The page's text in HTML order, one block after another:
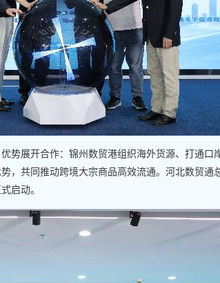
势展开合作：锦州数贸港组织海外货源、打通口
，共同推动跨境大宗商品高效流通。河北数贸通
启动。